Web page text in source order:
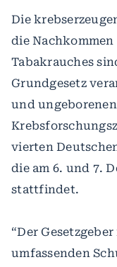
Die
die Nachkommen
Tabakrauches
Grundgesetz
und
vierten
die am 6. und 7.
stattfindet.
“Der
umfassenden